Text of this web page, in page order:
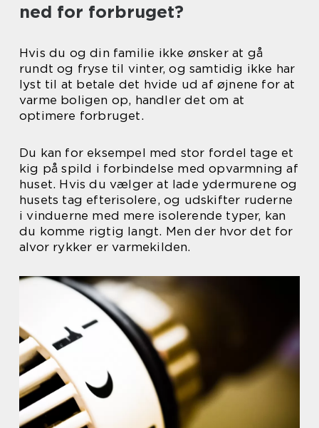
ned for forbruget?
Hvis du og din familie ikke ønsker at gå
rundt og fryse til vinter, og samtidig ikke har
lyst til at betale det hvide ud af øjnene for at
varme boligen op, handler det om at
optimere forbruget.
Du kan for eksempel med stor fordel tage et
kig på spild i forbindelse med opvarmning af
huset. Hvis du vælger at lade ydermurene og
husets tag efterisolere, og udskifter ruderne
i vinduerne med mere isolerende typer, kan
du komme rigtig langt. Men der hvor det for
alvor rykker er varmekilden.